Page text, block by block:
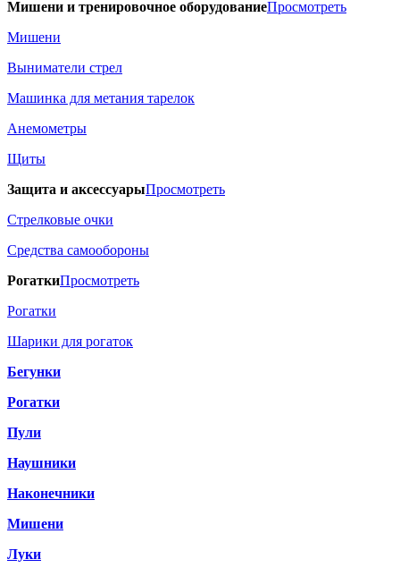
Мишени и тренировочное оборудованиеПросмотреть
Мишени
Выниматели стрел
Машинка для метания тарелок
Анемометры
Щиты
Защита и аксессуарыПросмотреть
Стрелковые очки
Средства самообороны
РогаткиПросмотреть
Рогатки
Шарики для рогаток
Бегунки
Рогатки
Пули
Наушники
Наконечники
Мишени
Луки